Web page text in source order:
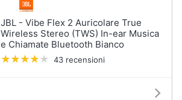
JBL - Vibe Flex 2 Auricolare True
Wireless Stereo (TWS) In-ear Musica
e Chiamate Bluetooth Bianco
43 recensioni